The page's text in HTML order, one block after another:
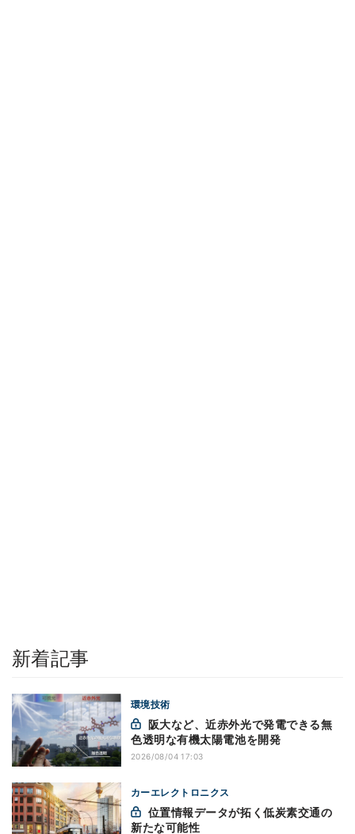
新着記事
環境技術
色透明な有機太陽電池を開発
2026/08/04 17:03
カーエレクトロニクス
新たな可能性